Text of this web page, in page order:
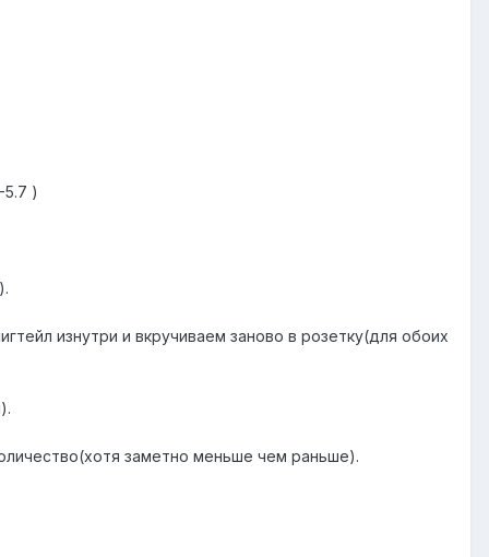
5.7 )
изнутри и вкручиваем заново в розетку(для обоих
заметно меньше чем раньше).